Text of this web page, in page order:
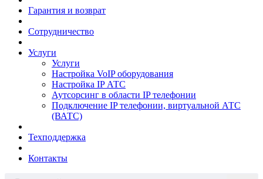
Гарантия и возврат
Сотрудничество
Услуги
Услуги
Настройка VoIP оборудования
Настройка IP АТС
Аутсорсинг в области IP телефонии
Подключение IP телефонии, виртуальной АТС
(ВАТС)
Техподдержка
Контакты